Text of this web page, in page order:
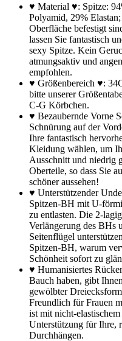
♥ Material ♥: Spitze:
Polyamid, 29%
Oberfläche befestigt
lassen Sie fantastisch
sexy Spitze. Kein
atmungsaktiv und
empfohlen.
♥ Größenbereich ♥:
bitte unserer
C-G Körbchen.
♥ Bezaubernde Vorne
Schnürung auf der
Ihre fantastisch
Kleidung wählen, um
Ausschnitt und niedrig
Oberteile, so dass Sie
schöner aussehen!
♥ Unterstützender
Spitzen-BH mit U-
zu entlasten. Die 2-
Verlängerung des BHs
Seitenflügel
Spitzen-BH, warum
Schönheit sofort zu
♥ Humanisiertes
Bauch haben, gibt
gewölbter
Freundlich für Frauen
ist mit nicht-
Unterstützung für Ihre,
Durchhängen.